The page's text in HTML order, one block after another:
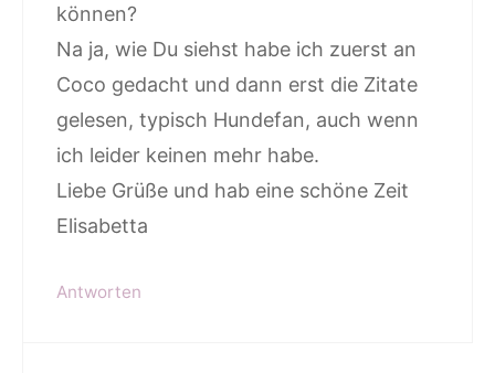
können?
Na ja, wie Du siehst habe ich zuerst an
Coco gedacht und dann erst die Zitate
gelesen, typisch Hundefan, auch wenn
ich leider keinen mehr habe.
Liebe Grüße und hab eine schöne Zeit
Elisabetta
Antworten